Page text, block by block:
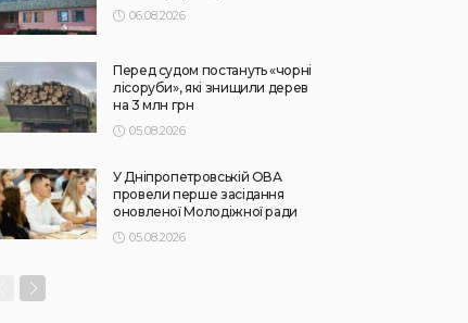
06.08.2026
Перед судом постануть «чорні
лісоруби», які знищили дерев
на 3 млн грн
05.08.2026
У Дніпропетровській ОВА
провели перше засідання
оновленої Молодіжної ради
05.08.2026